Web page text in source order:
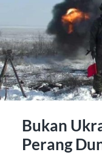
Bukan
Perang